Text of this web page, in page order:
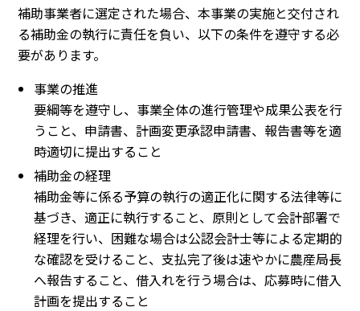
補助事業者に選定された場合、本事業の実施と交付され
る補助金の執行に責任を負い、以下の条件を遵守する必
要があります。
事業の推進
要綱等を遵守し、事業全体の進行管理や成果公表を行
うこと、申請書、計画変更承認申請書、報告書等を適
時適切に提出すること
補助金の経理
補助金等に係る予算の執行の適正化に関する法律等に
基づき、適正に執行すること、原則として会計部署で
経理を行い、困難な場合は公認会計士等による定期的
な確認を受けること、支払完了後は速やかに農産局長
へ報告すること、借入れを行う場合は、応募時に借入
計画を提出すること